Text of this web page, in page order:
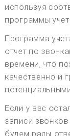
используя
программы
Программа
отчет по
времени, что
качественно и
Если у вас
записи
будем рады